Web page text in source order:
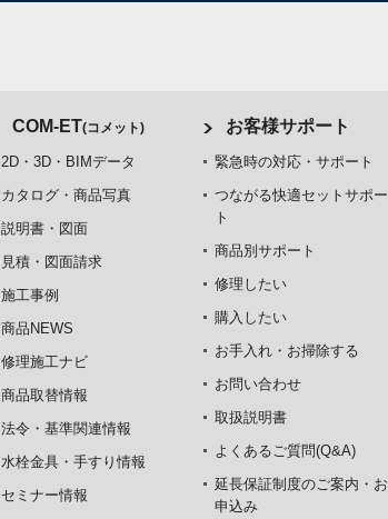
COM-ET(コメット)
2D・3D・BIMデータ
カタログ・商品写真
説明書・図面
見積・図面請求
施工事例
商品NEWS
修理施工ナビ
商品取替情報
法令・基準関連情報
水栓金具・手すり情報
セミナー情報
お客様サポート
緊急時の対応・サポート
つながる快適セットサポー
ト
商品別サポート
修理したい
購入したい
お手入れ・お掃除する
お問い合わせ
取扱説明書
よくあるご質問(Q&A)
延長保証制度のご案内・お
申込み